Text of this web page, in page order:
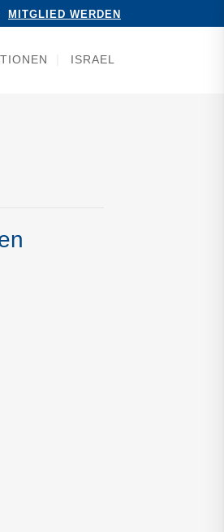
Instagram
MITGLIED WERDEN
ISRAEL